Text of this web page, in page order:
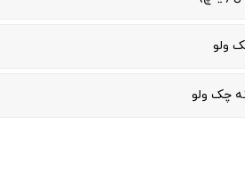
ولو
چک ولو